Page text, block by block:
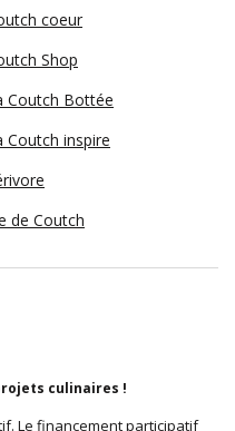
coeur
Shop
Coutch Bottée
Coutch inspire
de Coutch
culinaires !
Le financement participatif